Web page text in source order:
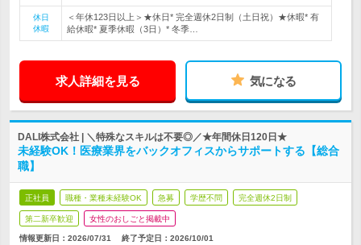
休日
休暇
＜年休123日以上＞★休日* 完全週休2日制（土日祝）★休暇* 有
給休暇* 夏季休暇（3日）* 冬季…
求人詳細を見る 気になる
DALI株式会社 | ＼特殊なスキルは不要◎／★年間休日120日★
未経験OK！医療業界をバックオフィスからサポートする【総合
職】
正社員 職種・業種未経験OK 急募 学歴不問 完全週休2日制
第二新卒歓迎 女性のおしごと掲載中
情報更新日：2026/07/31 終了予定日： 2026/10/01